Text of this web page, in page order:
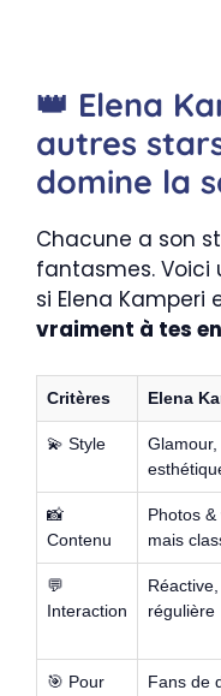
👑 Elena
autres
domine la
Chacune a son
fantasmes.
si Elena Kamperi
vraiment à tes
Critères Elena
💫 Style
Glamour,
📸
Contenu
Photos
mais
💬
Interaction
régulière
🎯 Pour
Fans de